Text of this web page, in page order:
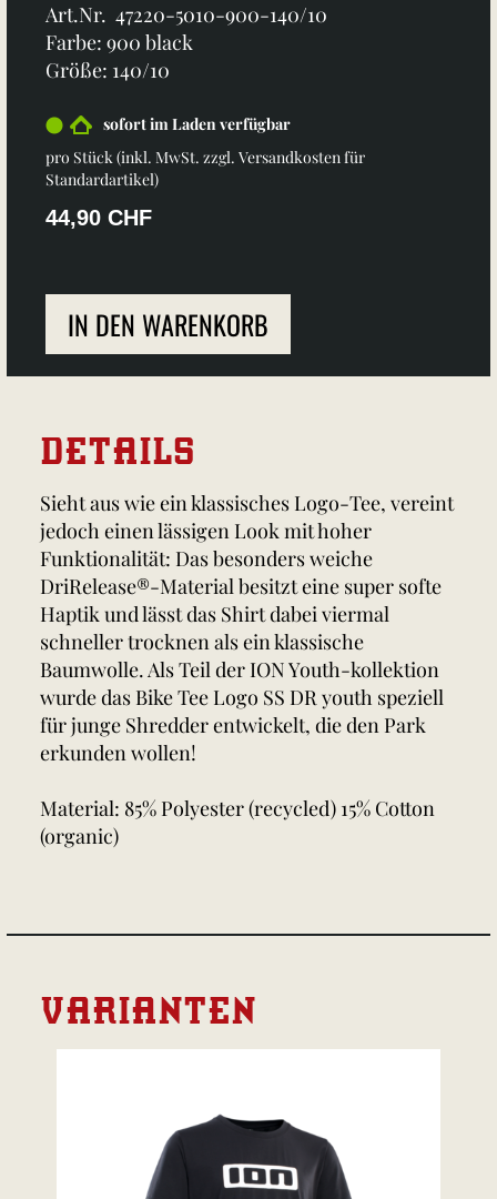
Art.Nr. 47220-5010-900-140/10
Farbe: 900 black
Größe: 140/10
sofort im Laden verfügbar
pro Stück (inkl. MwSt. zzgl. Versandkosten für
Standardartikel)
44,90 CHF
IN DEN WARENKORB
DETAILS
Sieht aus wie ein klassisches Logo-Tee, vereint
jedoch einen lässigen Look mit hoher
Funktionalität: Das besonders weiche
DriRelease®-Material besitzt eine super softe
Haptik und lässt das Shirt dabei viermal
schneller trocknen als ein klassische
Baumwolle. Als Teil der ION Youth-kollektion
wurde das Bike Tee Logo SS DR youth speziell
für junge Shredder entwickelt, die den Park
erkunden wollen!
Material: 85% Polyester (recycled) 15% Cotton
(organic)
VARIANTEN